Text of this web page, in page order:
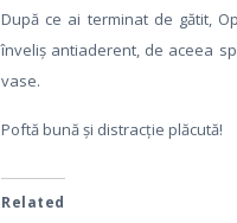
După ce ai terminat de gătit,
înveliș antiaderent, de aceea
vase.
Poftă bună și distracție plăcută!
Related